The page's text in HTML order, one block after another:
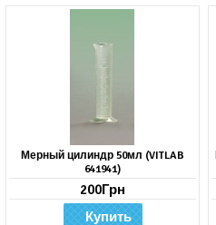
Мерный цилиндр 50мл (VITLAB
641941)
200Грн